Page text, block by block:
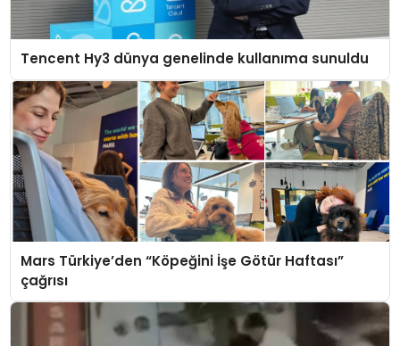
Tencent Hy3 dünya genelinde kullanıma sunuldu
Mars Türkiye’den “Köpeğini İşe Götür Haftası”
çağrısı